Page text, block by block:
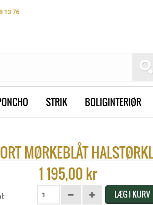
13 76
STRIK BOLIGINTERIØR
MØRKEBLÅT
1 195,00 kr
LÆG I KURV